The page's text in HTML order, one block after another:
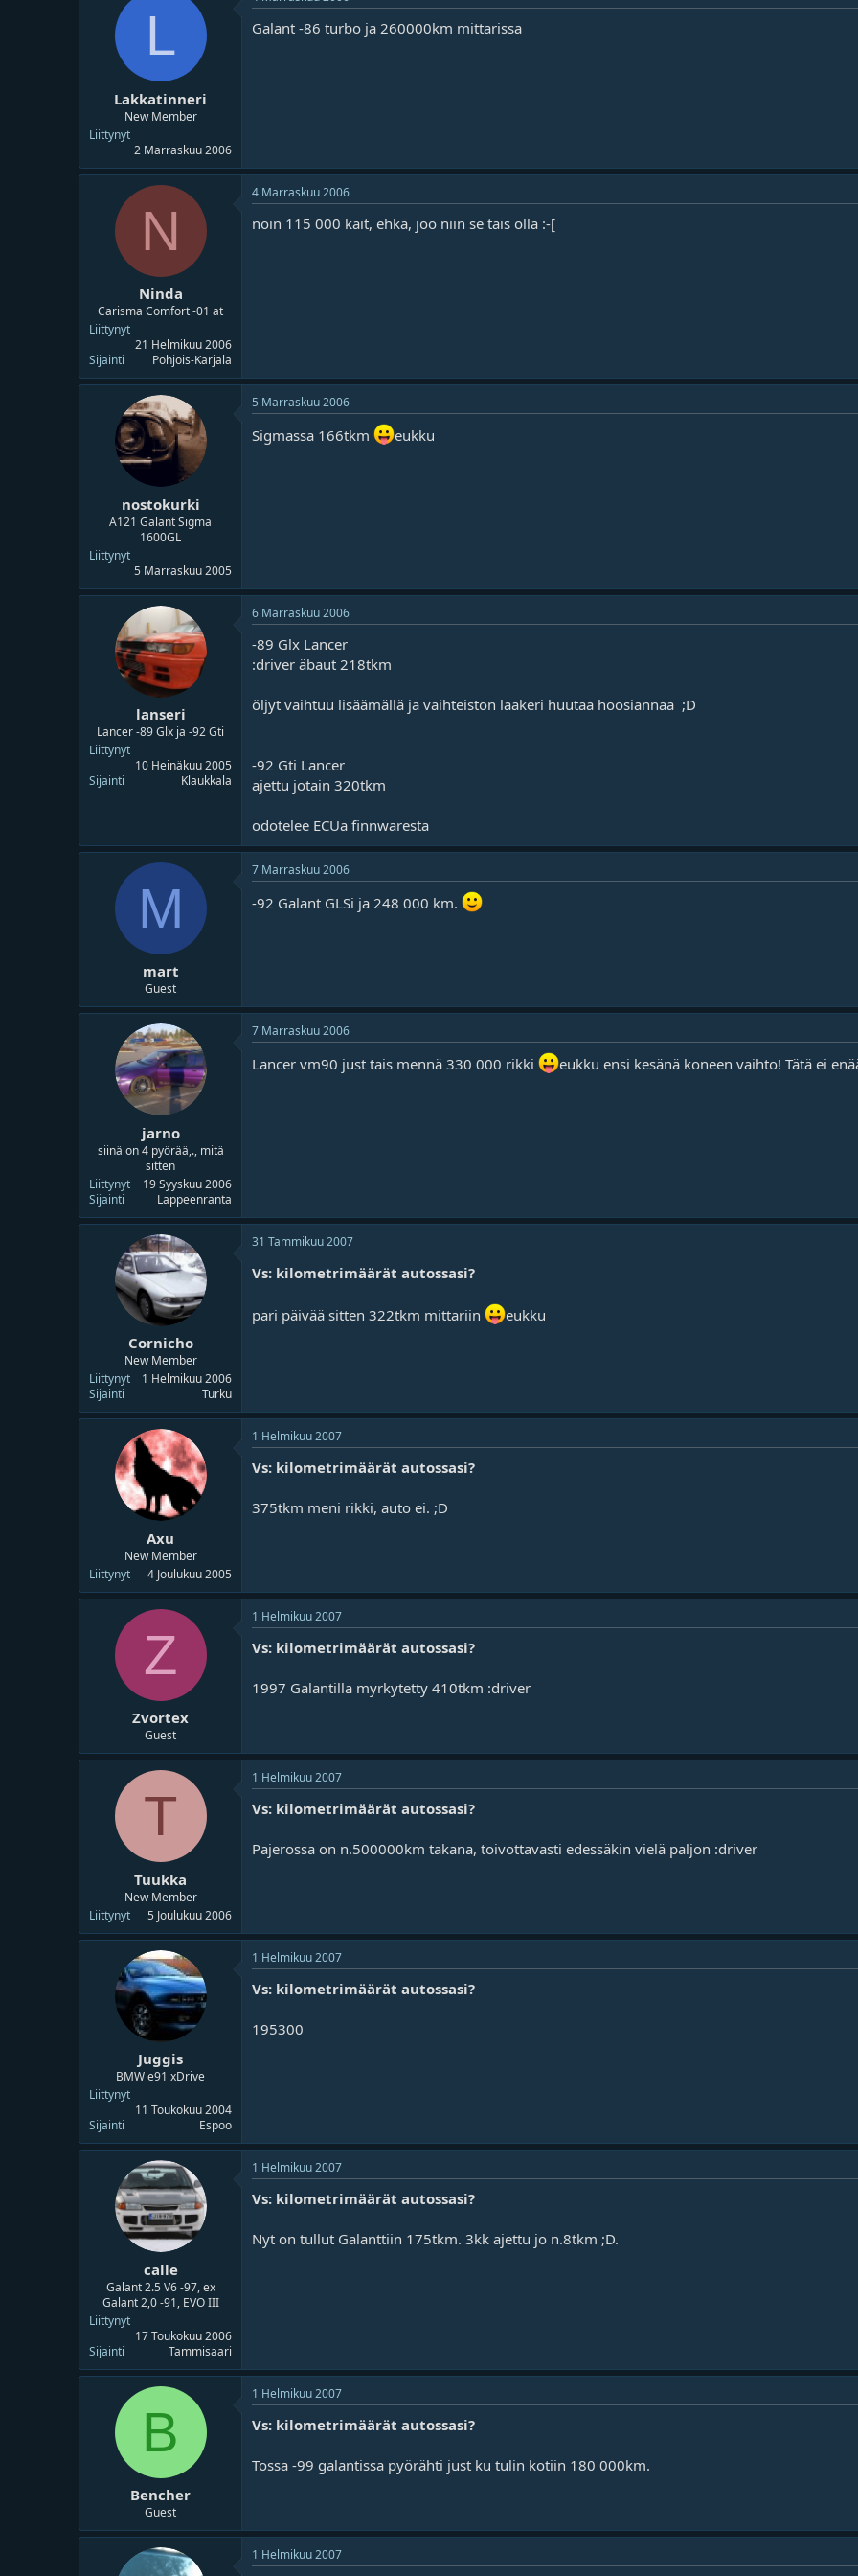
L
Lakkatinneri
New Member
Liittynyt
2 Marraskuu 2006
Galant -86 turbo ja 260000km mittarissa
N
Ninda
Carisma Comfort -01 at
Liittynyt
21 Helmikuu 2006
Sijainti
Pohjois-Karjala
4 Marraskuu 2006
noin 115 000 kait, ehkä, joo niin se tais olla :-[
nostokurki
A121 Galant Sigma
1600GL
Liittynyt
5 Marraskuu 2005
5 Marraskuu 2006
Sigmassa 166tkm eukku
lanseri
Lancer -89 Glx ja -92 Gti
Liittynyt
10 Heinäkuu 2005
Sijainti
Klaukkala
6 Marraskuu 2006
-89 Glx Lancer
:driver äbaut 218tkm
öljyt vaihtuu lisäämällä ja vaihteiston laakeri huutaa hoosiannaa ;D
-92 Gti Lancer
ajettu jotain 320tkm
odotelee ECUa finnwaresta
M
mart
Guest
7 Marraskuu 2006
-92 Galant GLSi ja 248 000 km.
jarno
siinä on 4 pyörää,., mitä
sitten
Liittynyt
19 Syyskuu 2006
Sijainti
Lappeenranta
7 Marraskuu 2006
Lancer vm90 just tais mennä 330 000 rikki eukku ensi kesänä koneen vaihto! Tätä ei
Cornicho
New Member
Liittynyt
1 Helmikuu 2006
Sijainti
Turku
31 Tammikuu 2007
Vs: kilometrimäärät autossasi?
pari päivää sitten 322tkm mittariin eukku
Axu
New Member
Liittynyt
4 Joulukuu 2005
1 Helmikuu 2007
Vs: kilometrimäärät autossasi?
375tkm meni rikki, auto ei. ;D
Z
Zvortex
Guest
1 Helmikuu 2007
Vs: kilometrimäärät autossasi?
1997 Galantilla myrkytetty 410tkm :driver
T
Tuukka
New Member
Liittynyt
5 Joulukuu 2006
1 Helmikuu 2007
Vs: kilometrimäärät autossasi?
Pajerossa on n.500000km takana, toivottavasti edessäkin vielä paljon :driver
Juggis
BMW e91 xDrive
Liittynyt
11 Toukokuu 2004
Sijainti
Espoo
1 Helmikuu 2007
Vs: kilometrimäärät autossasi?
195300
calle
Galant 2.5 V6 -97, ex
Galant 2,0 -91, EVO III
Liittynyt
17 Toukokuu 2006
Sijainti
Tammisaari
1 Helmikuu 2007
Vs: kilometrimäärät autossasi?
Nyt on tullut Galanttiin 175tkm. 3kk ajettu jo n.8tkm ;D.
B
Bencher
Guest
1 Helmikuu 2007
Vs: kilometrimäärät autossasi?
Tossa -99 galantissa pyörähti just ku tulin kotiin 180 000km.
1 Helmikuu 2007